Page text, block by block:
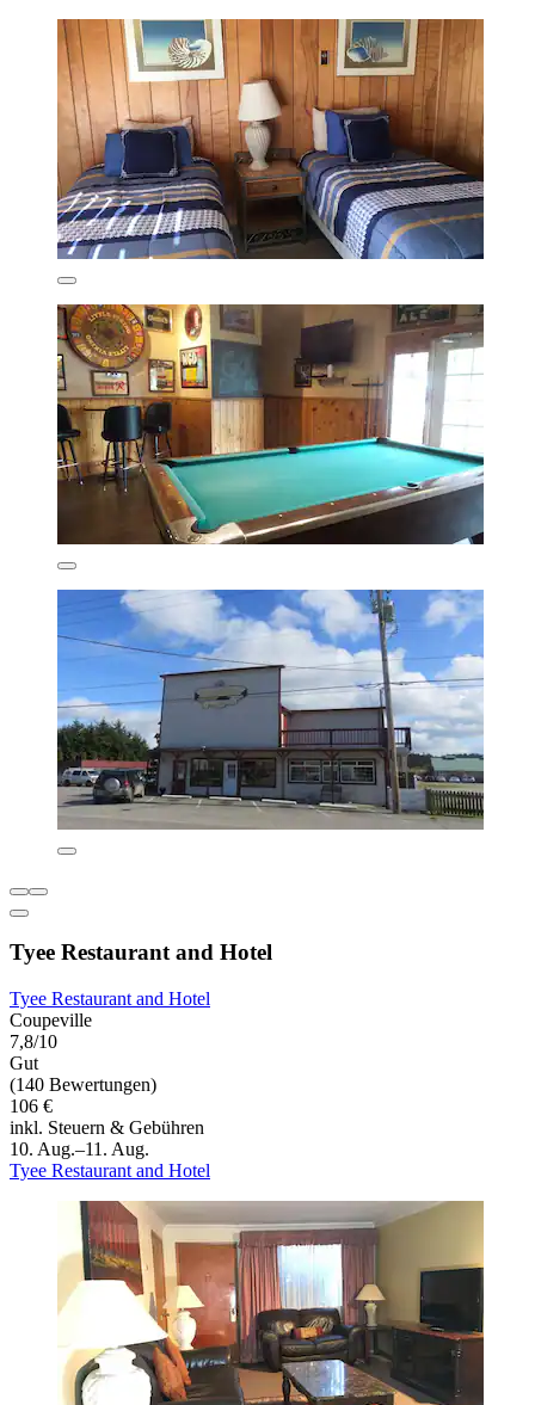
Tyee Restaurant and Hotel
Tyee Restaurant and Hotel
Coupeville
7,8/10
Gut
(140 Bewertungen)
106 €
inkl. Steuern & Gebühren
10. Aug.–11. Aug.
Tyee Restaurant and Hotel